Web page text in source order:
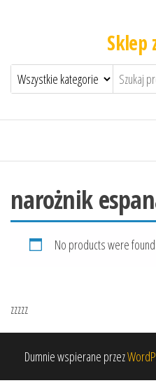
Sklep
narożnik
No products were
zzzzz
Dumnie wspierane przez